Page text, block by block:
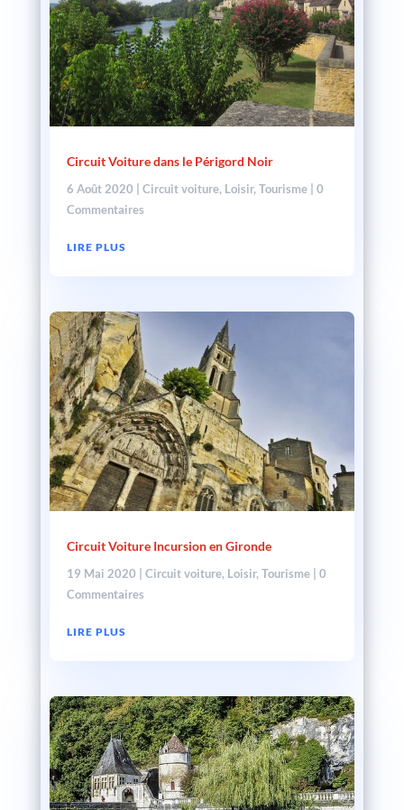
Circuit Voiture dans le Périgord Noir
6 Août 2020 Circuit voiture, Loisir,Tourisme| 0
Commentaires
LIRE PLUS
Circuit Voiture Incursion en Gironde
19 Mai 2020 Circuit voiture, Loisir, Tourisme| 0
Commentaires
LIRE PLUS